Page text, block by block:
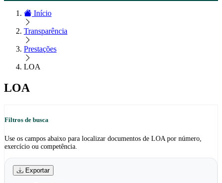
Início
Transparência
Prestações
LOA
LOA
Filtros de busca
Use os campos abaixo para localizar documentos de LOA por número,
exercício ou competência.
Exportar